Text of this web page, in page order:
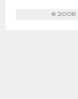
© 2008